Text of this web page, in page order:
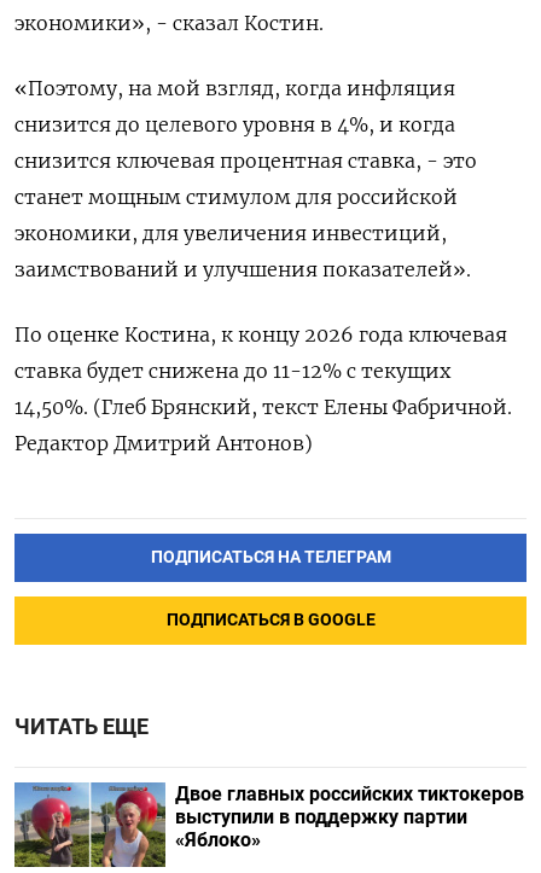
экономики», - сказал Костин.
«Поэтому, ⁠на мой взгляд, когда инфляция
снизится до целевого уровня в 4%, и когда
снизится ключевая ‌процентная ставка, - это
станет мощным стимулом для российской
экономики, для ‌увеличения инвестиций,
заимствований и улучшения показателей».
По оценке Костина, к концу 2026 года ​ключевая
ставка будет снижена до 11-12% с текущих
14,50%. (Глеб ‌Брянский, текст Елены Фабричной.
Редактор Дмитрий Антонов)
ПОДПИСАТЬСЯ НА ТЕЛЕГРАМ
ПОДПИСАТЬСЯ В GOOGLE
ЧИТАТЬ ЕЩЕ
Двое главных российских тиктокеров
выступили в поддержку партии
«Яблоко»